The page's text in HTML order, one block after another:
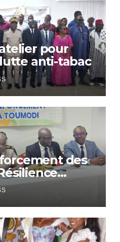
pour
anti-tabac
des